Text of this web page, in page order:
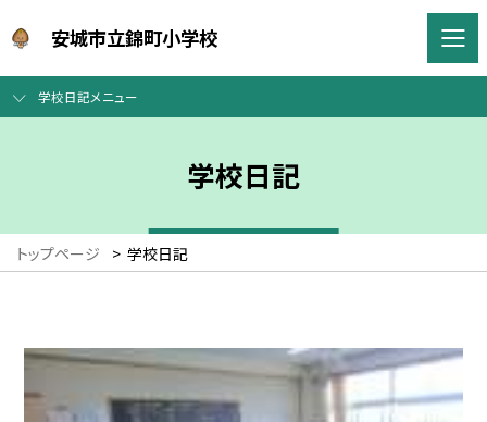
安城市立錦町小学校
学校日記メニュー
学校日記
トップページ > 学校日記